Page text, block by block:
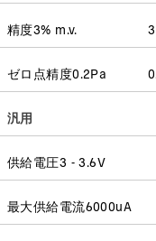
精度3% m.v. 3
ゼロ点精度0.2Pa
汎用
供給電圧3 - 3.6V
最大供給電流6000uA